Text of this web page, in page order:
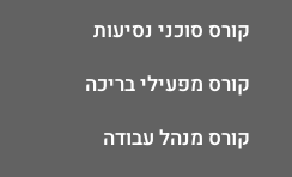
קורס סוכני נסיעות
קורס מפעילי בריכה
קורס מנהל עבודה